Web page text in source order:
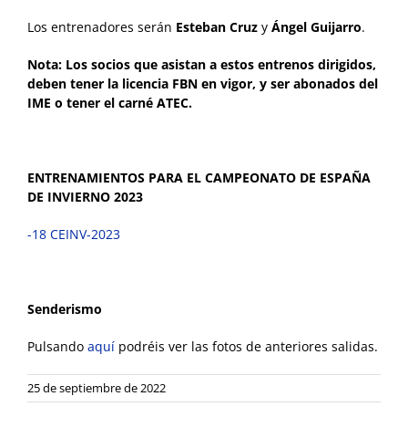
Los entrenadores serán Esteban Cruz y Ángel Guijarro.
Nota: Los socios que asistan a estos entrenos dirigidos,
deben tener la licencia FBN en vigor, y ser abonados del
IME o tener el carné ATEC.
ENTRENAMIENTOS PARA EL CAMPEONATO DE ESPAÑA
DE INVIERNO 2023
-18 CEINV-2023
Senderismo
Pulsando aquí podréis ver las fotos de anteriores salidas.
25 de septiembre de 2022